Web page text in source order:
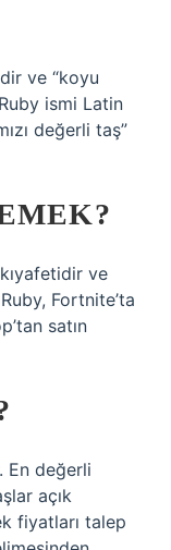
ve “koyu
ismi Latin
değerli taş”
ve
Fortnite’ta
satın
En değerli
açık
fiyatları talep